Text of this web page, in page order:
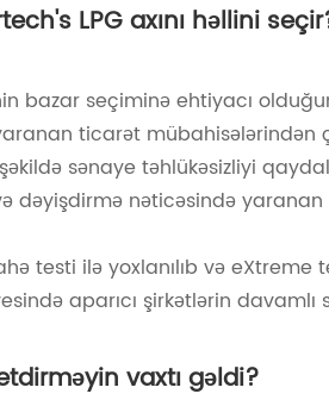
LPG axını həllini
bazar seçiminə ehtiyacı
ticarət mübahisələrindən
sənaye təhlükəsizliyi
dəyişdirmə nəticəsində yaranan
testi ilə yoxlanılıb və
aparıcı şirkətlərin davamlı
vaxtı gəldi?